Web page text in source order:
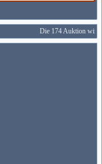
Die 174 Auktion wird